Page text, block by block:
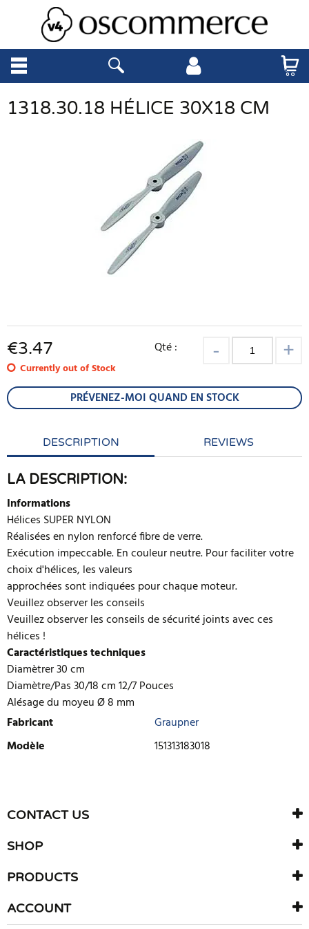
1318.30.18 HÉLICE 30X18 CM
€3.47
Currently out of Stock
Qté :
PRÉVENEZ-MOI QUAND EN STOCK
DESCRIPTION REVIEWS
LA DESCRIPTION:
Informations
Hélices SUPER NYLON
Réalisées en nylon renforcé fibre de verre.
Exécution impeccable. En couleur neutre. Pour faciliter votre
choix d'hélices, les valeurs
approchées sont indiquées pour chaque moteur.
Veuillez observer les conseils
Veuillez observer les conseils de sécurité joints avec ces
hélices !
Caractéristiques techniques
Diamètrer 30 cm
Diamètre/Pas 30/18 cm 12/7 Pouces
Alésage du moyeu Ø 8 mm
Fabricant
Graupner
Modèle
151313183018
Il n'y a aucun avis sur ce produit. Soyez le premier à écrire un
avis
CONTACT US
SHOP
PRODUCTS
ACCOUNT